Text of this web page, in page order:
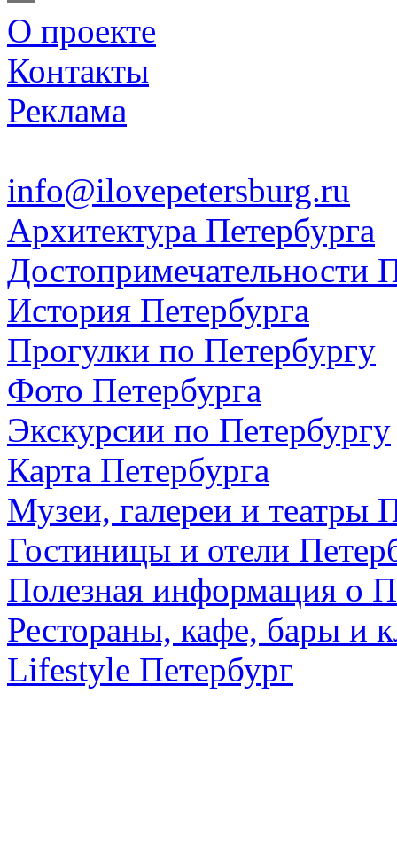
О проекте
Контакты
Реклама
info@ilovepetersburg.ru
Архитектура Петербурга
Достопримечательности
История Петербурга
Прогулки по Петербургу
Фото Петербурга
Экскурсии по Петербургу
Карта Петербурга
Музеи, галереи и театры
Гостиницы и отели
Полезная информация о
Рестораны, кафе, бары и
Lifestyle Петербург